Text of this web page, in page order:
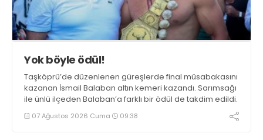
Yok böyle ödül!
Taşköprü’de düzenlenen güreşlerde final müsabakasını
kazanan İsmail Balaban altın kemeri kazandı. Sarımsağı
ile ünlü ilçeden Balaban’a farklı bir ödül de takdim edildi.
07 Ağustos 2026 Cuma 09:38